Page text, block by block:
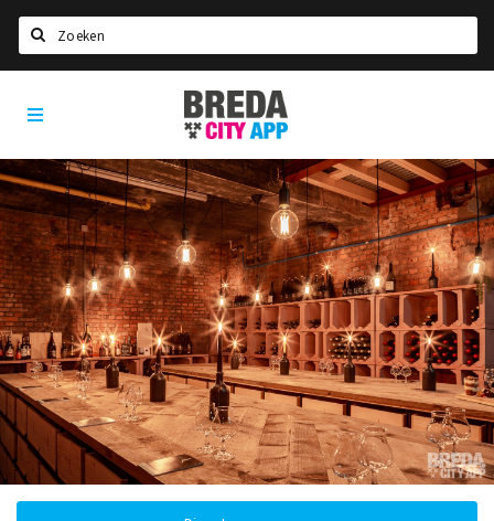
Home
Agenda
Deals
Party pics
Nieuws, interviews & blogs
Eten
Drinken
Slapen
Recreatief
Winkels
Breda
City
App